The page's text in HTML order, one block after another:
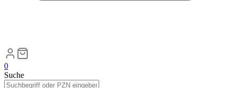
0
Suche